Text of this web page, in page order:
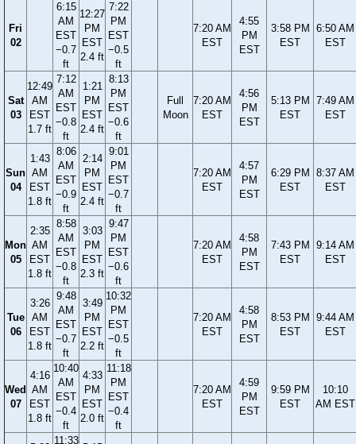
Fri
02
6:15
AM
EST
−0.7
ft
12:27
PM
EST
2.4 ft
7:22
PM
EST
−0.5
ft
7:20 AM
EST
4:55
PM
EST
3:58 PM
EST
6:50 AM
EST
Sat
03
12:49
AM
EST
1.7 ft
7:12
AM
EST
−0.8
ft
1:21
PM
EST
2.4 ft
8:13
PM
EST
−0.6
ft
Full
Moon
7:20 AM
EST
4:56
PM
EST
5:13 PM
EST
7:49 AM
EST
Sun
04
1:43
AM
EST
1.8 ft
8:06
AM
EST
−0.9
ft
2:14
PM
EST
2.4 ft
9:01
PM
EST
−0.7
ft
7:20 AM
EST
4:57
PM
EST
6:29 PM
EST
8:37 AM
EST
Mon
05
2:35
AM
EST
1.8 ft
8:58
AM
EST
−0.8
ft
3:03
PM
EST
2.3 ft
9:47
PM
EST
−0.6
ft
7:20 AM
EST
4:58
PM
EST
7:43 PM
EST
9:14 AM
EST
Tue
06
3:26
AM
EST
1.8 ft
9:48
AM
EST
−0.7
ft
3:49
PM
EST
2.2 ft
10:32
PM
EST
−0.5
ft
7:20 AM
EST
4:58
PM
EST
8:53 PM
EST
9:44 AM
EST
Wed
07
4:16
AM
EST
1.8 ft
10:40
AM
EST
−0.4
ft
4:33
PM
EST
2.0 ft
11:18
PM
EST
−0.4
ft
7:20 AM
EST
4:59
PM
EST
9:59 PM
EST
10:10
AM EST
11:33